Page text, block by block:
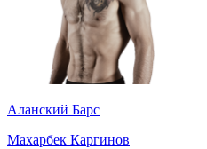
Аланский Барс
Махарбек Каргинов